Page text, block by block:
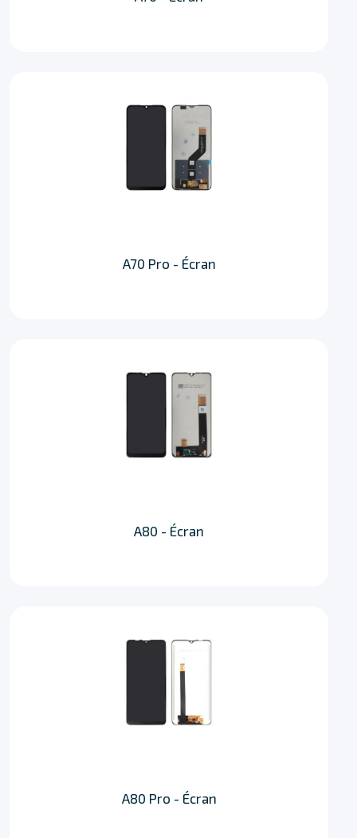
A70 Pro - Écran
A80 - Écran
A80 Pro - Écran